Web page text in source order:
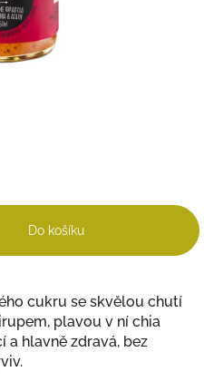
Do košíku
cukru se skvělou chutí
plavou v ní chia
a hlavně zdravá, bez